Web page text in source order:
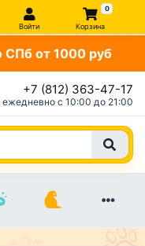
Войти
0
Корзина
СПб от 1000 руб
+7 (812) 363-47-17
ежедневно c 10:00 до 21:00